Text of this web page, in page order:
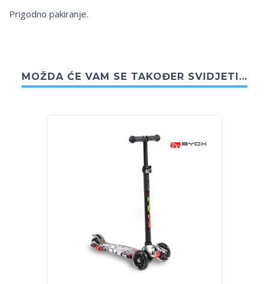
Prigodno pakiranje.
MOŽDA ĆE VAM SE TAKOĐER SVIDJETI…